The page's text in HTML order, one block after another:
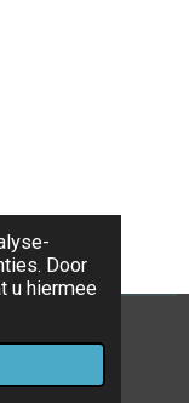
Door
u hiermee